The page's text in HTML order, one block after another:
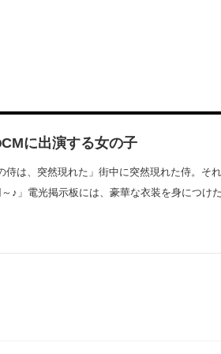
に出演する女の子
は、突然現れた」街中に突然現れた侍。そ
♪」電光掲示板には、豪華な衣装を身につけ